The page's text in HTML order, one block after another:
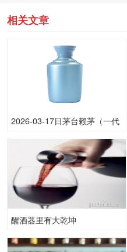
相关文章
2026-03-17日茅台赖茅（一代
瓶，下跌 20元
醒酒器里有大乾坤